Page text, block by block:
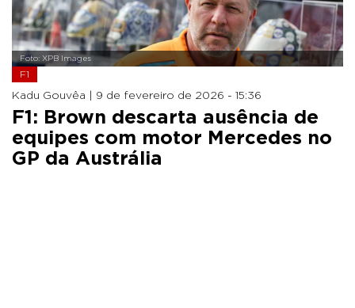
Foto: XPB Images
F1
Kadu Gouvêa | 9 de fevereiro de 2026 - 15:36
F1: Brown descarta ausência de
equipes com motor Mercedes no
GP da Austrália